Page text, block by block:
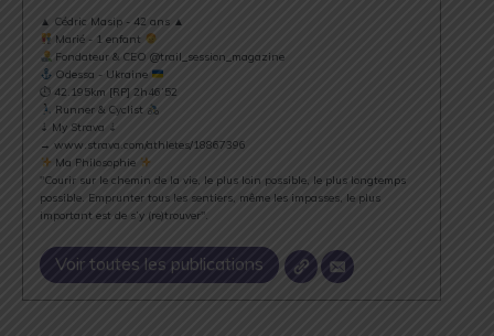
▲ Cédric Masip - 42 ans ▲
Marié - 1 enfant
Fondateur & CEO @trail_session_magazine
Odessa - Ukraine
⏱ 42.195km [RP] 2h46’52
Runner & Cyclist
⇣ My Strava ⇣
→ www.strava.com/athletes/18867396
Ma Philosophie
"Courir sur le chemin de la vie, le plus loin possible, le plus longtemps
possible. Emprunter tous les sentiers, même les impasses, le plus
important est de s’y (re)trouver".
Voir toutes les publications